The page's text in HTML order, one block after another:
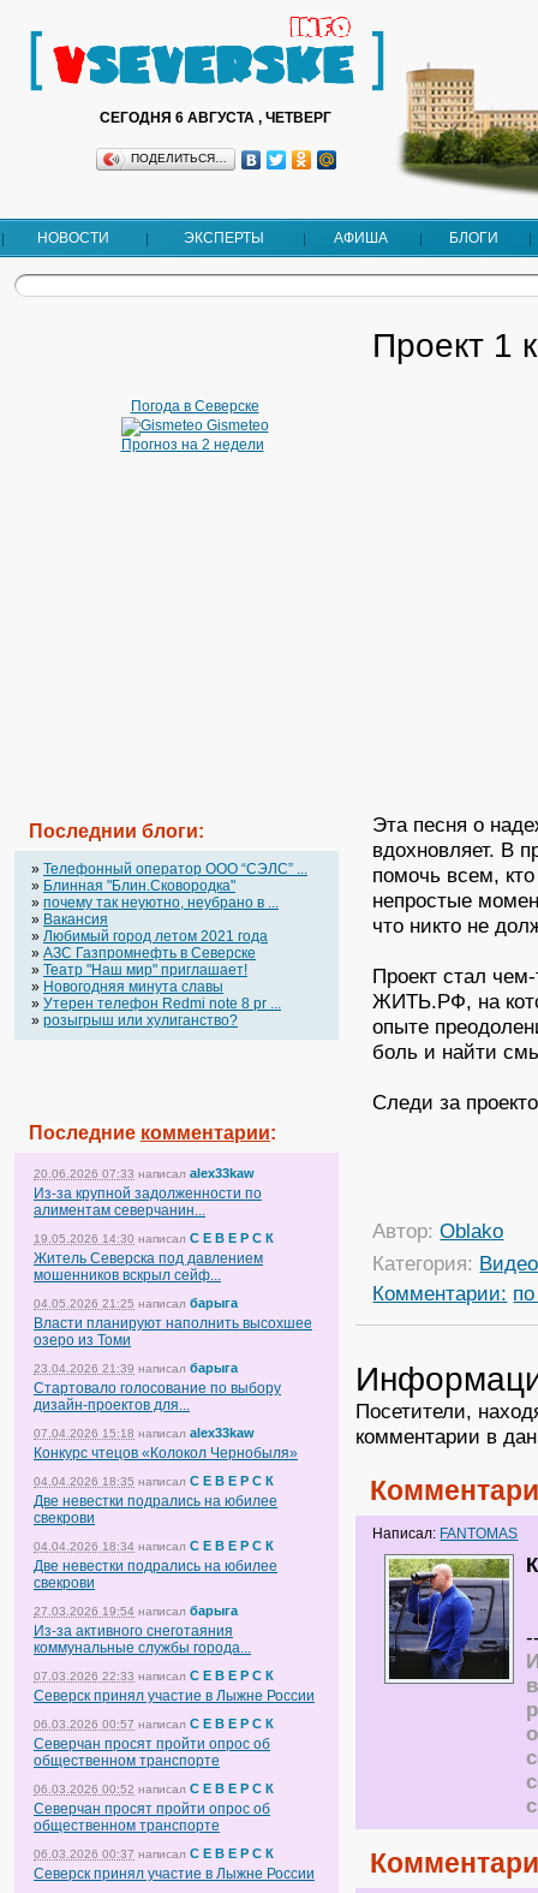
СЕГОДНЯ 6 АВГУСТА , ЧЕТВЕРГ
ПОДЕЛИТЬСЯ…
НОВОСТИ ЭКСПЕРТЫ АФИША БЛОГИ
Погода в Северске
Gismeteo
Прогноз на 2 недели
Последнии блоги:
» Телефонный оператор OOO “СЭЛС” ...
» Блинная "Блин.Сковородка"
» почему так неуютно, неубрано в ...
» Вакансия
» Любимый город летом 2021 года
» АЗС Газпромнефть в Северске
» Театр "Наш мир" приглашает!
» Новогодняя минута славы
» Утерен телефон Redmi note 8 pr ...
» розыгрыш или хулиганство?
Последние комментарии:
20.06.2026 07:33 написал alex33kaw
Из-за крупной задолженности по
алиментам северчанин...
19.05.2026 14:30 написал С Е В Е Р С К
Житель Северска под давлением
мошенников вскрыл сейф...
04.05.2026 21:25 написал барыга
Власти планируют наполнить высохшее
озеро из Томи
23.04.2026 21:39 написал барыга
Стартовало голосование по выбору
дизайн-проектов для...
07.04.2026 15:18 написал alex33kaw
Конкурс чтецов «Колокол Чернобыля»
04.04.2026 18:35 написал С Е В Е Р С К
Две невестки подрались на юбилее
свекрови
04.04.2026 18:34 написал С Е В Е Р С К
Две невестки подрались на юбилее
свекрови
27.03.2026 19:54 написал барыга
Из-за активного снеготаяния
коммунальные службы города...
07.03.2026 22:33 написал С Е В Е Р С К
Северск принял участие в Лыжне России
06.03.2026 00:57 написал С Е В Е Р С К
Северчан просят пройти опрос об
общественном транспорте
06.03.2026 00:52 написал С Е В Е Р С К
Северчан просят пройти опрос об
общественном транспорте
06.03.2026 00:37 написал С Е В Е Р С К
Северск принял участие в Лыжне России
Проект 1
Эта песня о
вдохновляет. В
помочь всем,
непростые
что никто не
Проект стал
ЖИТЬ.РФ, на
опыте
боль и найти
Следи за
Автор:Oblako
Категория: Видео
Комментарии:
Посетители,
комментарии в
Написал: FANTOMAS